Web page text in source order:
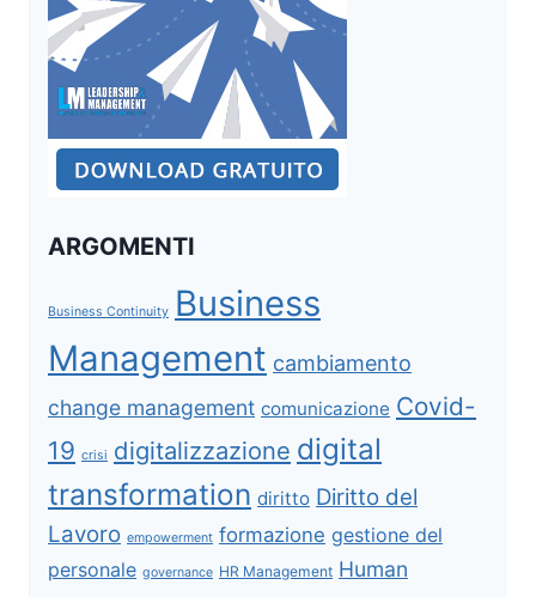
ARGOMENTI
Business Continuity Business
Management cambiamento
change management comunicazione Covid-
19 crisi digitalizzazione digital
transformation diritto Diritto del
Lavoro empowerment formazione gestione del
personale governance HR Management Human